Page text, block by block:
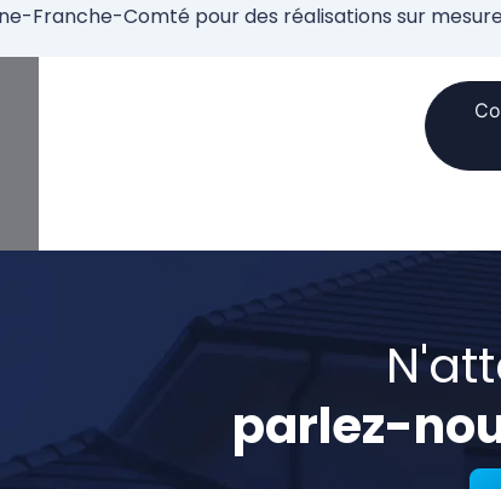
Franche-Comté pour des réalisations sur
parlez-